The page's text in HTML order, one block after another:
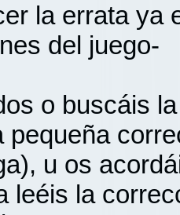
la errata ya
del juego-
o buscáis
pequeña
u os
leéis la